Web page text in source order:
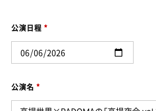
公演日程 *
公演名 *